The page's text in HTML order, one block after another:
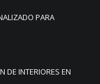
PARA
DE INTERIORES EN